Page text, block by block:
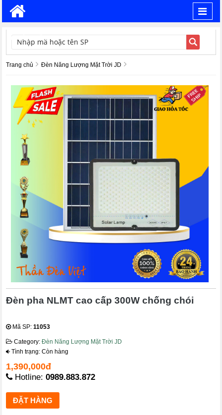
TÌM KIẾM
Trang chủ Đèn Năng Lượng Mặt Trời JD
Đèn pha NLMT cao cấp 300W chống chói
Mã SP:11053
Category:Đèn Năng Lượng Mặt Trời JD
Tình trạng: Còn hàng
1,390,000đ
Hotline:0989.883.872